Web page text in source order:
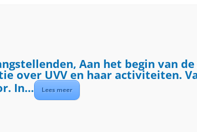
Aan het begin van
over UVV en haar activiteiten.
In…
Lees meer